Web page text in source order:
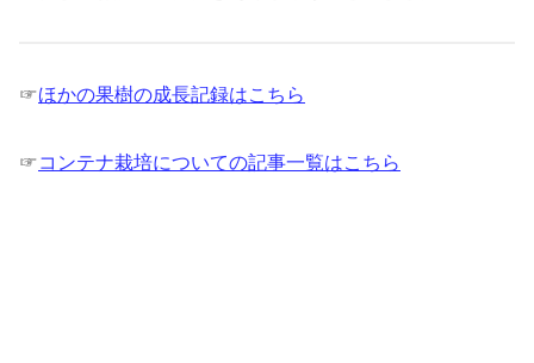
☞ほかの果樹の成長記録はこちら
☞コンテナ栽培についての記事一覧はこちら